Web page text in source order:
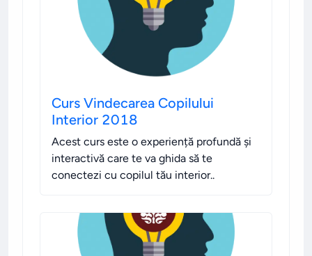
Curs Vindecarea Copilului
Interior 2018
Acest curs este o experiență profundă și
interactivă care te va ghida să te
conectezi cu copilul tău interior..